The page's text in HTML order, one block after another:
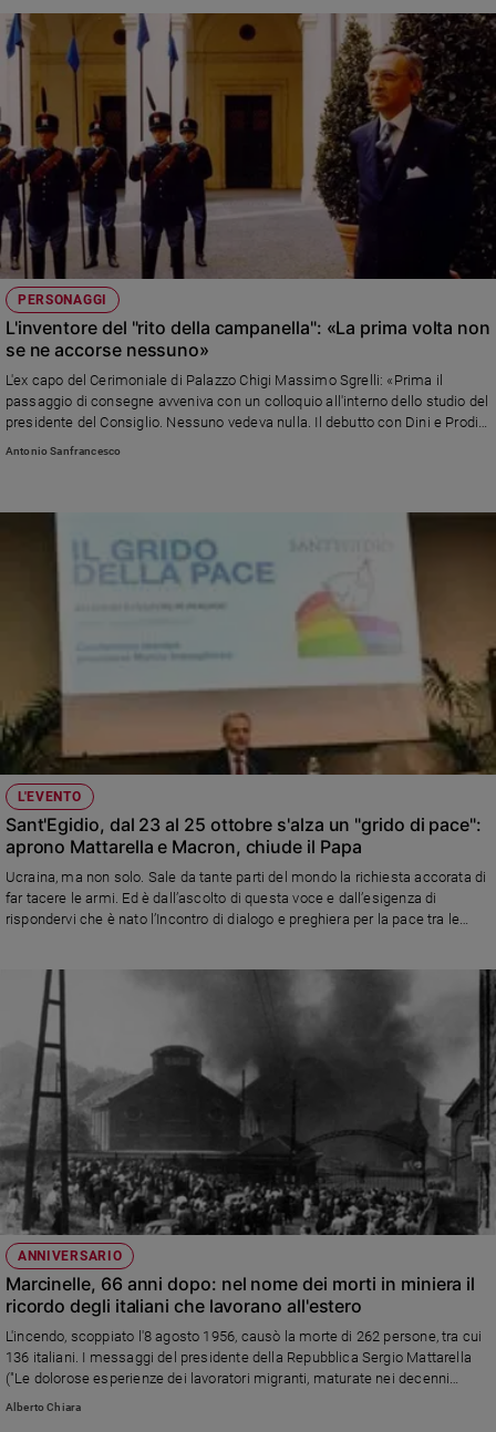
"Quando guidate avete nelle vostre mani la vostra vita e quella degli altri.
Non distruggetela per un momento di imprudenza. Non cancellate il vostro
PERSONAGGI
L'inventore del "rito della campanella": «La prima volta non
se ne accorse nessuno»
L'ex capo del Cerimoniale di Palazzo Chigi Massimo Sgrelli: «Prima il
passaggio di consegne avveniva con un colloquio all'interno dello studio del
presidente del Consiglio. Nessuno vedeva nulla. Il debutto con Dini e Prodi
nel 1996 passò inosservato. Ora si allestisce quasi un set»
Antonio Sanfrancesco
L'EVENTO
Sant'Egidio, dal 23 al 25 ottobre s'alza un "grido di pace":
aprono Mattarella e Macron, chiude il Papa
Ucraina, ma non solo. Sale da tante parti del mondo la richiesta accorata di
far tacere le armi. Ed è dall’ascolto di questa voce e dall’esigenza di
rispondervi che è nato l’Incontro di dialogo e preghiera per la pace tra le
ANNIVERSARIO
Marcinelle, 66 anni dopo: nel nome dei morti in miniera il
ricordo degli italiani che lavorano all'estero
L'incendo, scoppiato l'8 agosto 1956, causò la morte di 262 persone, tra cui
136 italiani. I messaggi del presidente della Repubblica Sergio Mattarella
("Le dolorose esperienze dei lavoratori migranti, maturate nei decenni
precedenti il Trattato di Maastricht, hanno sollecitato la promozione dei
Alberto Chiara